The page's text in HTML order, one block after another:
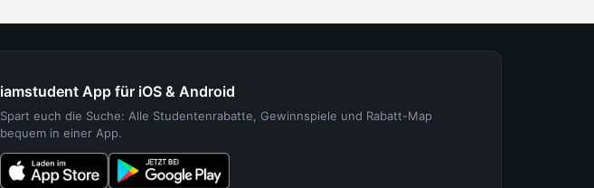
iamstudent App für iOS & Android
Spart euch die Suche: Alle Studentenrabatte, Gewinnspiele und Rabatt-Map
bequem in einer App.